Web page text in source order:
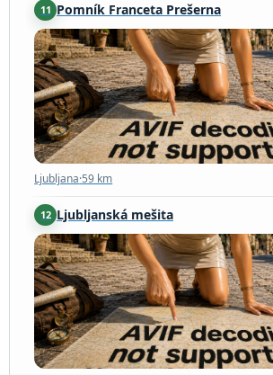
11 Pomník Franceta Prešerna
Ljubljana·59 km
Ljubljana·59 km
12 Ljubljanská mešita
Ljubljana·59 km